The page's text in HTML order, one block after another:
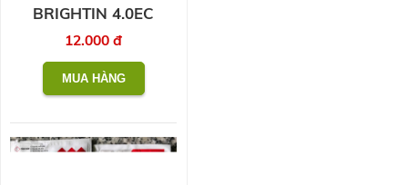
BRIGHTIN 4.0EC
12.000 đ